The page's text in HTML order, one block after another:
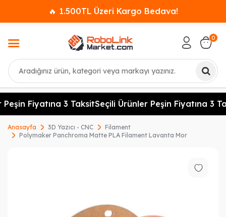
🔥 1.500TL Üzeri Kargo Bedava!
Ara
0
Fiyatına 3 TaksitSeçili Ürünler Peşin Fiyatına 3
Anasayfa 3D Yazıcı - CNC
Filament
Polymaker Panchroma Matte PLA Filament Lavanta Mor